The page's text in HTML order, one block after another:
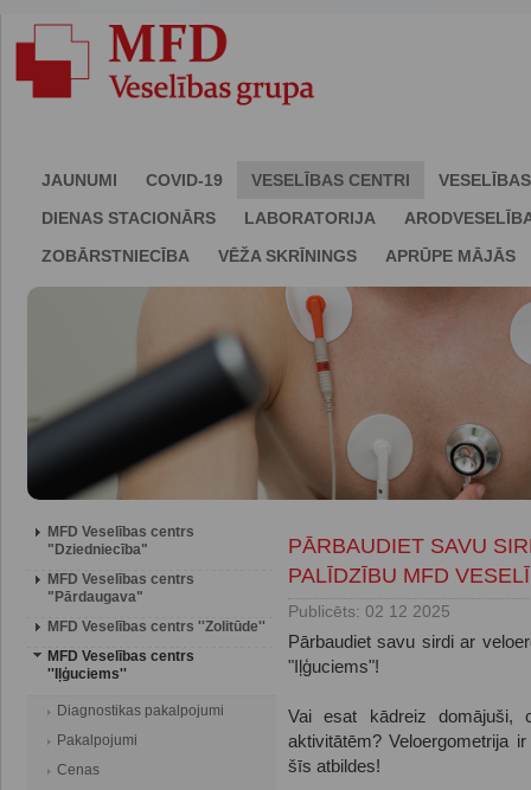
JAUNUMI COVID-19 VESELĪBAS CENTRI
DIENAS STACIONĀRS
LABORATORIJA
ZOBĀRSTNIECĪBA
VĒŽA SKRĪNINGS APRŪPE MĀJĀS
MFD Veselības centrs
"Dziedniecība"
MFD Veselības centrs
"Pārdaugava"
MFD Veselības centrs ''Zolitūde''
MFD Veselības centrs
''Iļģuciems''
Diagnostikas pakalpojumi
Pakalpojumi
Cenas
PĀRBAUDIET SAVU
PALĪDZĪBU MFD
Publicēts: 02 12 2025
Pārbaudiet savu sirdi ar
"Iļģuciems"!
Vai esat kādreiz
aktivitātēm? Veloergometrija
šīs atbildes!